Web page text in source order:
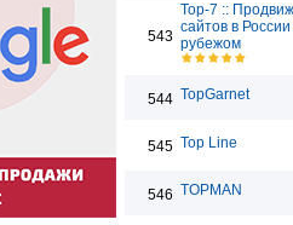
543
Top-7 ::
сайтов в
рубежом
544 TopGarnet
545 Top Line
546 TOPMAN